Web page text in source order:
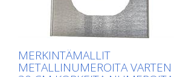
MERKINTÄMALLIT
METALLINUMEROITA VARTEN